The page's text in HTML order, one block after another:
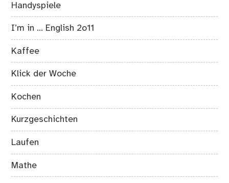
Handyspiele
I’m in … English 2o11
Kaffee
Klick der Woche
Kochen
Kurzgeschichten
Laufen
Mathe